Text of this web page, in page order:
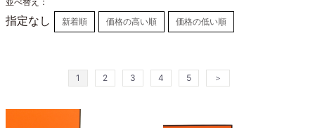
指定なし 新着順 価格の高い順 価格の低い順
1 2 3 4 5 ＞